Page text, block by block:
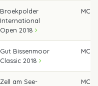
Broekpolder
International
Open 2018
MC
Gut Bissenmoor
Classic 2018
MC
Zell am See-
MC